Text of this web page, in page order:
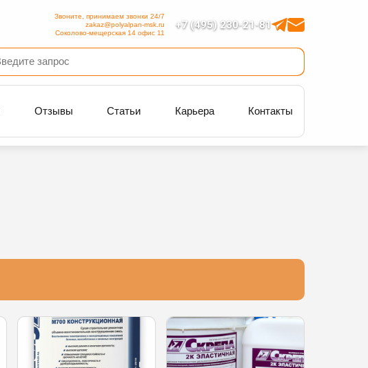
+7 (495) 230-21-81
Звоните, принимаем звонки 24/7
zakaz@polyalpan-msk.ru
Соколово-мещерская 14 офис 11
Отзывы Статьи Карьера Контакты